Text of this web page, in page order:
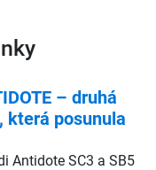
– druhá
která posunula
Antidote SC3 a SB5